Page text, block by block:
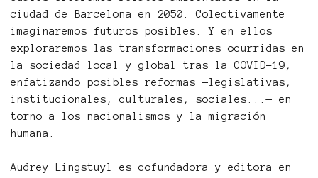
ciudad de Barcelona en 2050. Colectivamente
imaginaremos futuros posibles. Y en ellos
exploraremos las transformaciones ocurridas en
la sociedad local y global tras la COVID-19,
enfatizando posibles reformas —legislativas,
institucionales, culturales, sociales...— en
torno a los nacionalismos y la migración
humana.
Audrey Lingstuyl es cofundadora y editora en